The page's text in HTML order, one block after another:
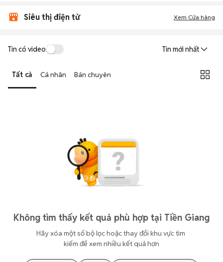
Siêu thị điện tử Xem Cửa hàng
Tin có video Tin mới nhất
Tất cả Cá nhân Bán chuyên
Không tìm thấy kết quả phù hợp tại Tiền Giang
Hãy xóa một số bộ lọc hoặc thay đổi khu vực tìm
kiếm để xem nhiều kết quả hơn